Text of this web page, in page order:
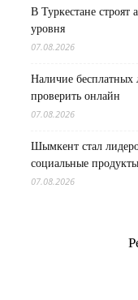
В Туркестане строят
уровня
07.08.2026
Наличие
проверить онлайн
07.08.2026
Шымкент стал
социальные продукты
07.08.2026